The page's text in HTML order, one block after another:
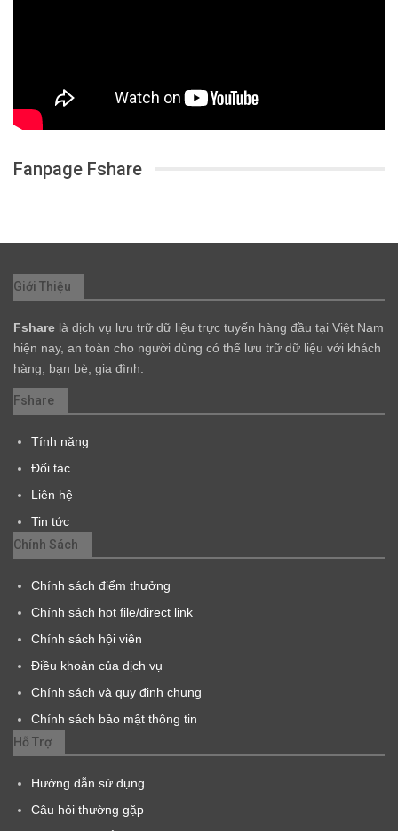
Fanpage Fshare
Giới Thiệu
Fshare là dịch vụ lưu trữ dữ liệu trực tuyến hàng đầu tại Việt Nam
hiện nay, an toàn cho người dùng có thể lưu trữ dữ liệu với khách
hàng, bạn bè, gia đình.
Fshare
Tính năng
Đối tác
Liên hệ
Tin tức
Chính Sách
Chính sách điểm thưởng
Chính sách hot file/direct link
Chính sách hội viên
Điều khoản của dịch vụ
Chính sách và quy định chung
Chính sách bảo mật thông tin
Hỗ Trợ
Hướng dẫn sử dụng
Câu hỏi thường gặp